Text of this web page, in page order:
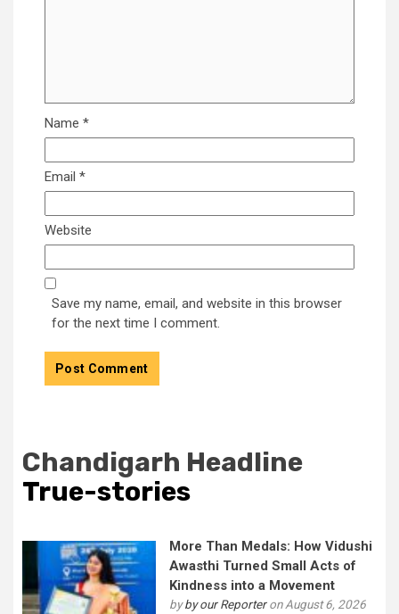
Name *
Email *
Website
Save my name, email, and website in this browser
for the next time I comment.
Chandigarh Headline
True-stories
More Than Medals: How Vidushi
Awasthi Turned Small Acts of
Kindness into a Movement
byby our Reporteron August 6, 2026